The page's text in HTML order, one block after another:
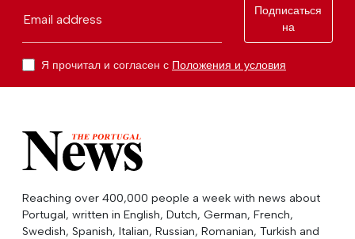
Email address
Подписаться
на
Я прочитал и согласен с Положения и условия
Reaching over 400,000 people a week with news about
Portugal, written in English, Dutch, German, French,
Swedish, Spanish, Italian, Russian, Romanian, Turkish and